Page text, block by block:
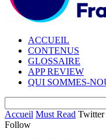
ACCUEIL
CONTENUS
GLOSSAIRE
APP REVIEW
QUI SOMMES-
Accueil Must Read Twitter
Follow